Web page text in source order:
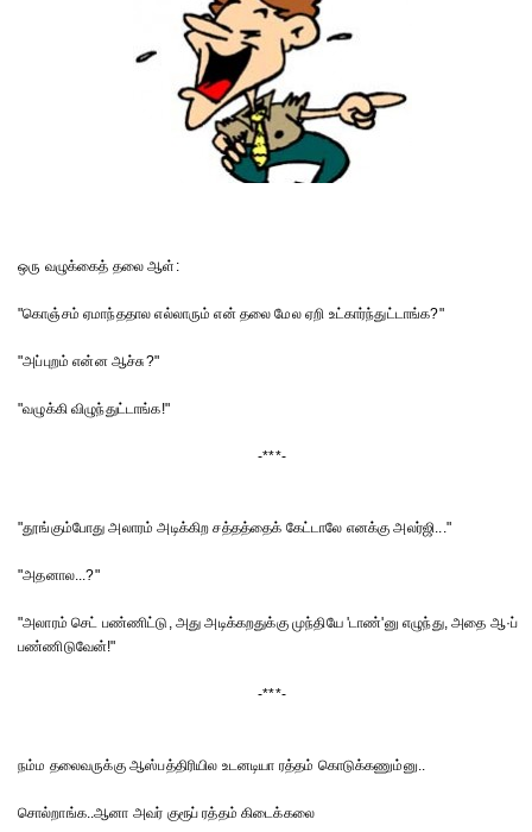
ஒரு வழுக்கைத் தலை ஆள்:
"கொஞ்சம் ஏமாந்ததால எல்லாரும் என் தலை மேல ஏறி உட்கார்ந்துட்டாங்க?"
"அப்புறம் என்ன ஆச்சு?"
"வழுக்கி விழுந்துட்டாங்க!"
-***-
"தூங்கும்போது அலாரம் அடிக்கிற சத்தத்தைக் கேட்டாலே எனக்கு அலர்ஜி..."
"அதனால...?"
"அலாரம் செட் பண்ணிட்டு, அது அடிக்கறதுக்கு முந்தியே 'டாண்'னு எழுந்து, அதை ஆ·ப்
பண்ணிடுவேன்!"
-***-
நம்ம தலைவருக்கு ஆஸ்பத்திரியில உடனடியா ரத்தம் கொடுக்கணும்னு..
சொல்றாங்க..ஆனா அவர் குரூப் ரத்தம் கிடைக்கலை